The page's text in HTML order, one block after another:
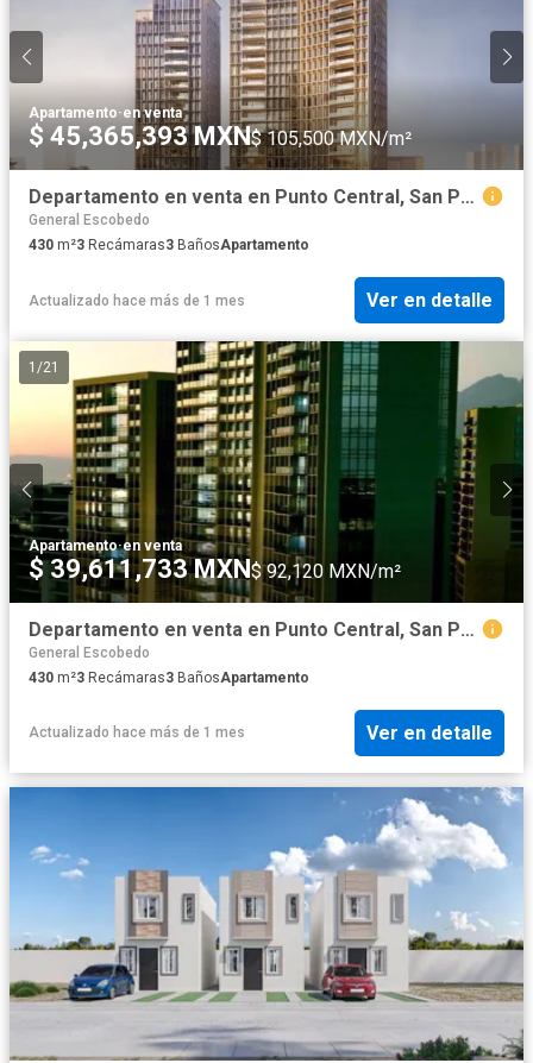
Apartamento·en venta
$ 45,365,393 MXN$ 105,500 MXN/m²
Departamento en venta en Punto Central, San Pedro Garza García, Nuevo León
General Escobedo
430 m²3 Recámaras3 BañosApartamento
Actualizado hace más de 1 mes Ver en detalle
1 /21
Apartamento·en venta
$ 39,611,733 MXN$ 92,120 MXN/m²
Departamento en venta en Punto Central, San Pedro Garza García, Nuevo León
General Escobedo
430 m²3 Recámaras3 BañosApartamento
Actualizado hace más de 1 mes Ver en detalle